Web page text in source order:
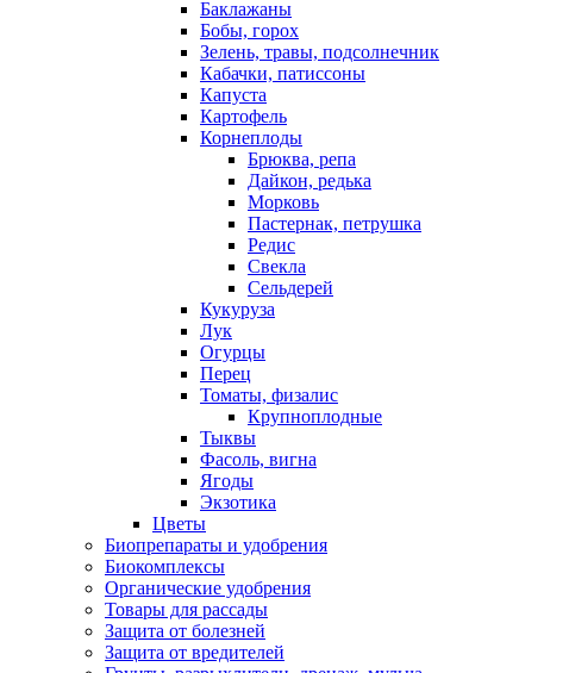
Баклажаны
Бобы, горох
Зелень, травы, подсолнечник
Кабачки, патиссоны
Капуста
Картофель
Корнеплоды
Брюква, репа
Дайкон, редька
Морковь
Пастернак, петрушка
Редис
Свекла
Сельдерей
Кукуруза
Лук
Огурцы
Перец
Томаты, физалис
Крупноплодные
Тыквы
Фасоль, вигна
Ягоды
Экзотика
Цветы
Биопрепараты и удобрения
Биокомплексы
Органические удобрения
Товары для рассады
Защита от болезней
Защита от вредителей